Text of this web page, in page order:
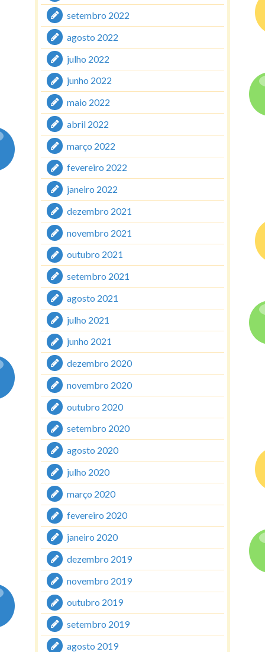
setembro 2022
agosto 2022
julho 2022
junho 2022
maio 2022
abril 2022
março 2022
fevereiro 2022
janeiro 2022
dezembro 2021
novembro 2021
outubro 2021
setembro 2021
agosto 2021
julho 2021
junho 2021
dezembro 2020
novembro 2020
outubro 2020
setembro 2020
agosto 2020
julho 2020
março 2020
fevereiro 2020
janeiro 2020
dezembro 2019
novembro 2019
outubro 2019
setembro 2019
agosto 2019